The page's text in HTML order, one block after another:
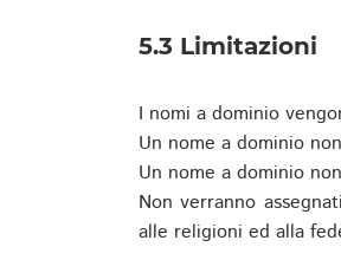
5.3 Limitazioni
I nomi a dominio
Un nome a dominio
Un nome a dominio
Non verranno
alle religioni ed alla